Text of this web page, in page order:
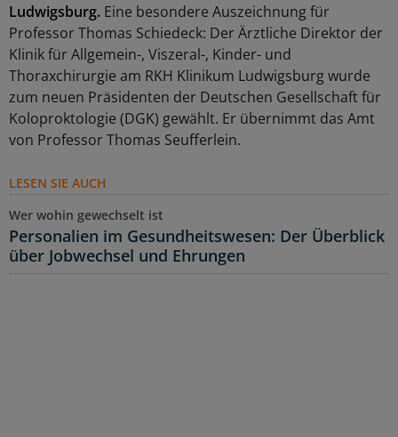
Ludwigsburg. Eine besondere Auszeichnung für
Professor Thomas Schiedeck: Der Ärztliche Direktor der
Klinik für Allgemein-, Viszeral-, Kinder- und
Thoraxchirurgie am RKH Klinikum Ludwigsburg wurde
zum neuen Präsidenten der Deutschen Gesellschaft für
Koloproktologie (DGK) gewählt. Er übernimmt das Amt
von Professor Thomas Seufferlein.
LESEN SIE AUCH
Wer wohin gewechselt ist
Personalien im Gesundheitswesen: Der Überblick
über Jobwechsel und Ehrungen